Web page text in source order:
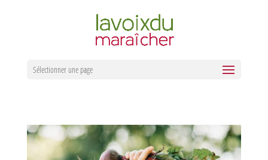
Sélectionner une page